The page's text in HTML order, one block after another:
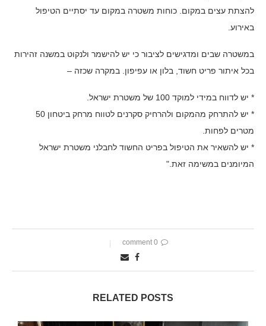
להצתת עצים במקום. כוחות משטרה במקום עד יסתיים הטיפול
באירוע.
במשטרה שבים ומדגישים לציבור כי יש להישמר ולנקוט במשנה זהירות
בכל איתור פריט חשוד, בלון או עפיפון. במקרה שכזה –
* יש לדווח במידי למוקד 100 של משטרת ישראל.
* יש להתרחק מהמקום ולהרחיק סקרנים לטווח מרחק ביטחון 50
מטרים לפחות.
* יש להשאיר את הטיפול בפריט החשוד לחבלני משטרת ישראל
המיומנים במשימה זאת."
0 comment
RELATED POSTS